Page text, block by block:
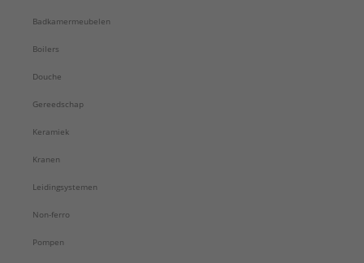
Badkamermeubelen
Boilers
Douche
Gereedschap
Keramiek
Kranen
Leidingsystemen
Non-ferro
Pompen